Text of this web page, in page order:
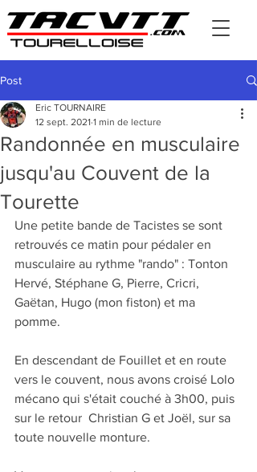
Post
Randonnée en musculaire
jusqu'au Couvent de la
Tourette
Eric TOURNAIRE
12 sept. 2021 1 min de lecture
Une petite bande de Tacistes se sont
retrouvés ce matin pour pédaler en
musculaire au rythme "rando" : Tonton
Hervé, Stéphane G, Pierre, Cricri,
Gaëtan, Hugo (mon fiston) et ma
pomme.
En descendant de Fouillet et en route
vers le couvent, nous avons croisé Lolo
mécano qui s'était couché à 3h00, puis
sur le retour  Christian G et Joël, sur sa
toute nouvelle monture.